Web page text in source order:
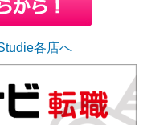
各店へ